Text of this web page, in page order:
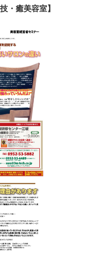
・癒美容室】